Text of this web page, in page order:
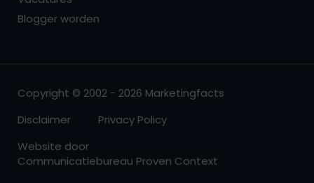
Blogger worden
Copyright © 2002 - 2026 Marketingfacts
Disclaimer
Privacy Policy
Website door
Communicatiebureau Proven Context